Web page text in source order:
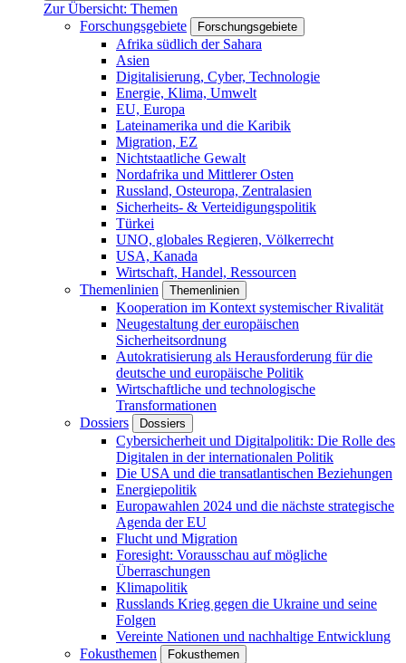
Zur Übersicht: Themen
Forschungsgebiete
Forschungsgebiete
Afrika südlich der Sahara
Asien
Digitalisierung, Cyber, Technologie
Energie, Klima, Umwelt
EU, Europa
Lateinamerika und die Karibik
Migration, EZ
Nichtstaatliche Gewalt
Nordafrika und Mittlerer Osten
Russland, Osteuropa, Zentralasien
Sicherheits- & Verteidigungspolitik
Türkei
UNO, globales Regieren, Völkerrecht
USA, Kanada
Wirtschaft, Handel, Ressourcen
Themenlinien
Themenlinien
Kooperation im Kontext systemischer Rivalität
Neugestaltung der europäischen
Sicherheitsordnung
Autokratisierung als Herausforderung für die
deutsche und europäische Politik
Wirtschaftliche und technologische
Transformationen
Dossiers
Dossiers
Cybersicherheit und Digitalpolitik: Die Rolle des
Digitalen in der internationalen Politik
Die USA und die transatlantischen Beziehungen
Energiepolitik
Europawahlen 2024 und die nächste strategische
Agenda der EU
Flucht und Migration
Foresight: Vorausschau auf mögliche
Überraschungen
Klimapolitik
Russlands Krieg gegen die Ukraine und seine
Folgen
Vereinte Nationen und nachhaltige Entwicklung
Fokusthemen
Fokusthemen